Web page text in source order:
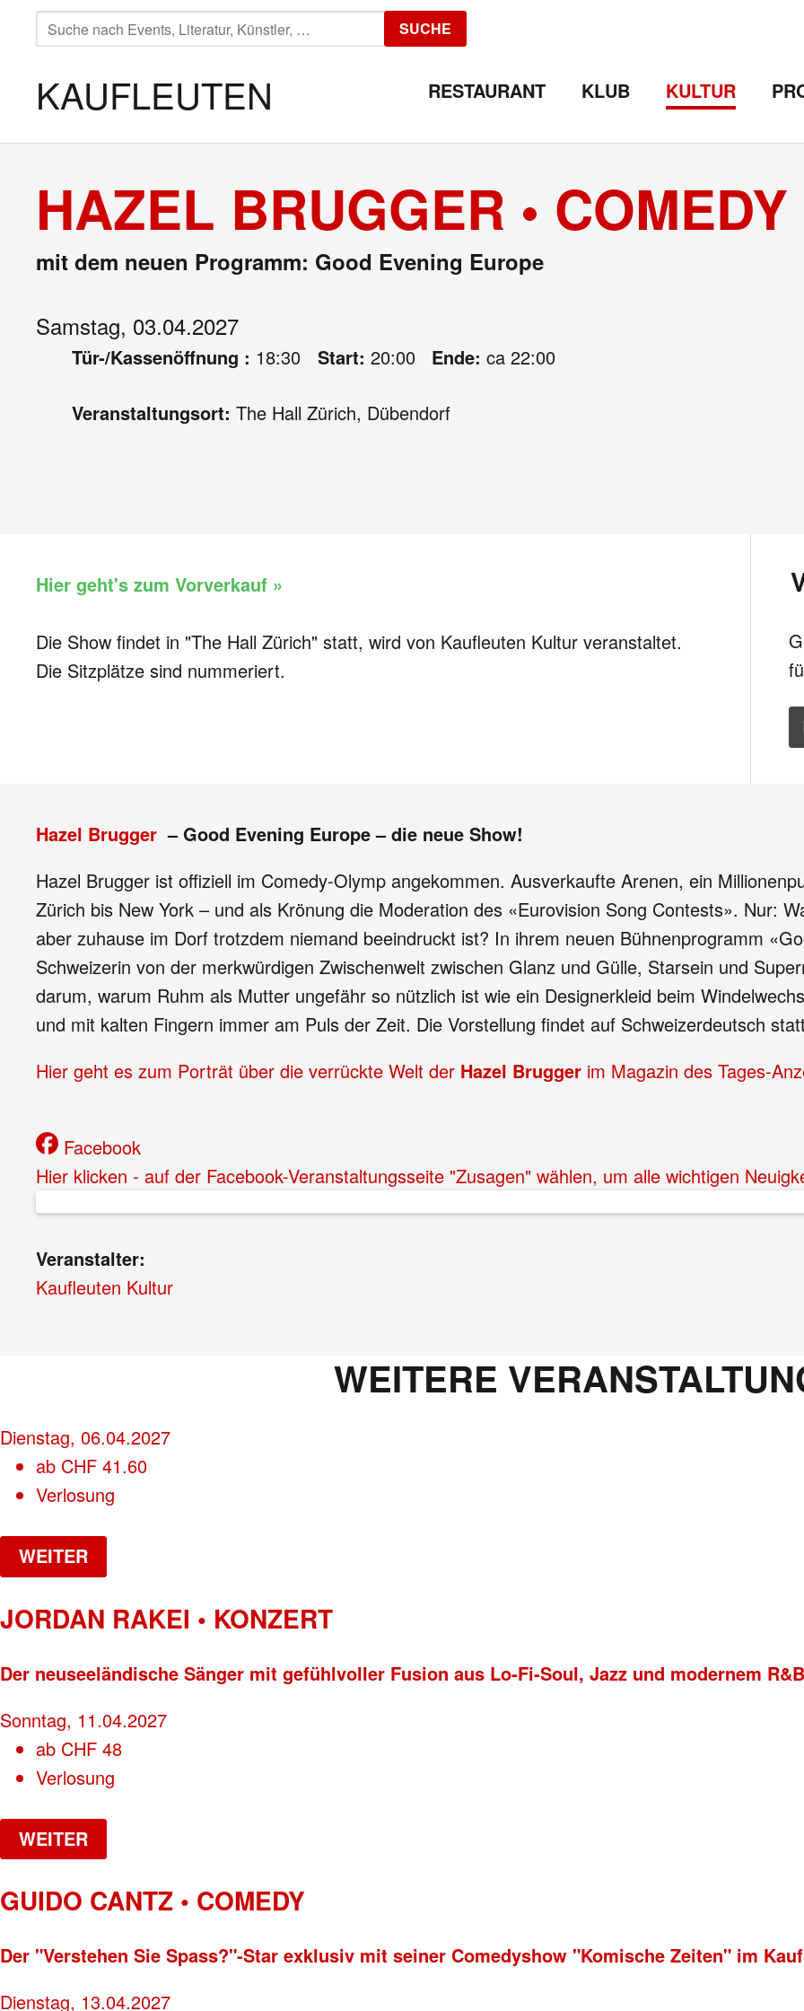
SUCHE
NACH:
SUCHE
KAUFLEUTEN RESTAURANT KLUB KULTUR
HAZEL BRUGGER • COMEDY
mit dem neuen Programm: Good Evening Europe
Samstag, 03.04.2027
Tür-/Kassenöffnung : 18:30 Start: 20:00 Ende: ca 22:00
Veranstaltungsort: The Hall Zürich, Dübendorf
Hier geht's zum Vorverkauf »
Die Show findet in "The Hall Zürich" statt, wird von Kaufleuten Kultur veranstaltet.
Die Sitzplätze sind nummeriert.
Hazel Brugger – Good Evening Europe – die neue Show!
Hazel Brugger ist offiziell im Comedy-Olymp angekommen. Ausverkaufte Arenen, ein
Zürich bis New York – und als Krönung die Moderation des «Eurovision Song Contests». Nur:
aber zuhause im Dorf trotzdem niemand beeindruckt ist? In ihrem neuen Bühnenprogramm
Schweizerin von der merkwürdigen Zwischenwelt zwischen Glanz und Gülle, Starsein und
darum, warum Ruhm als Mutter ungefähr so nützlich ist wie ein Designerkleid beim
und mit kalten Fingern immer am Puls der Zeit. Die Vorstellung findet auf Schweizerdeutsch
Hier geht es zum Porträt über die verrückte Welt der Hazel Brugger im Magazin des Tages-
Facebook
Hier klicken - auf der Facebook-Veranstaltungsseite "Zusagen" wählen, um alle wichtigen
Veranstalter:
Kaufleuten Kultur
WEITERE
Dienstag, 06.04.2027
ab CHF 41.60
Verlosung
WEITER
JORDAN RAKEI • KONZERT
Der neuseeländische Sänger mit gefühlvoller Fusion aus Lo-Fi-Soul, Jazz und modernem R&B
Sonntag, 11.04.2027
ab CHF 48
Verlosung
WEITER
GUIDO CANTZ • COMEDY
Der "Verstehen Sie Spass?"-Star exklusiv mit seiner Comedyshow "Komische Zeiten" im
Dienstag, 13.04.2027